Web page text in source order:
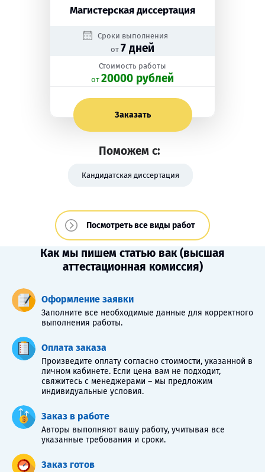
Магистерская диссертация
Сроки выполнения
от 7 дней
Стоимость работы
oт 20000 рублей
Заказать
Поможем с:
Кандидатская диссертация
Посмотреть все виды работ
Как мы пишем статью вак (высшая
аттестационная комиссия)
Оформление заявки
Заполните все необходимые данные для корректного
выполнения работы.
Оплата заказа
Произведите оплату согласно стоимости, указанной в
личном кабинете. Если цена вам не подходит,
свяжитесь с менеджерами – мы предложим
индивидуальные условия.
Заказ в работе
Авторы выполняют вашу работу, учитывая все
указанные требования и сроки.
Заказ готов